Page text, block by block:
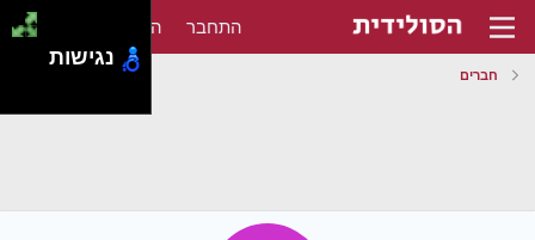
התחבר הירשם
חברים
נגישות